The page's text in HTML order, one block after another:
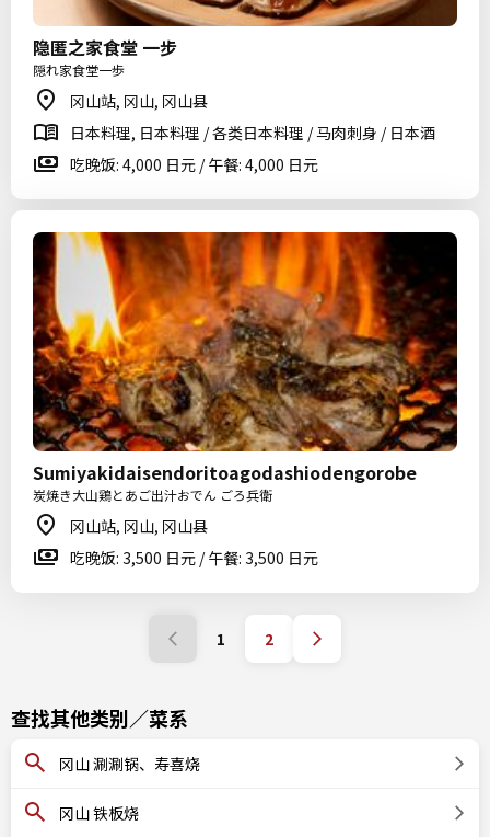
隐匿之家食堂 一步
隠れ家食堂一歩
冈山站, 冈山, 冈山县
日本料理, 日本料理 / 各类日本料理 / 马肉刺身 / 日本酒
吃晚饭: 4,000 日元 / 午餐: 4,000 日元
Sumiyakidaisendoritoagodashiodengorobe
炭焼き大山鶏とあご出汁おでん ごろ兵衛
冈山站, 冈山, 冈山县
吃晚饭: 3,500 日元 / 午餐: 3,500 日元
1 2
查找其他类别／菜系
冈山 涮涮锅、寿喜烧
冈山 铁板烧